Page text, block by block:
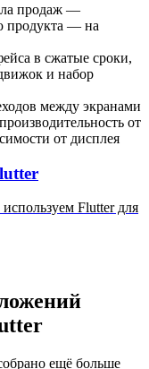
продаж —
продукта — на
в сжатые сроки,
и набор
между экранами
от
от дисплея
Flutter для
ещё больше